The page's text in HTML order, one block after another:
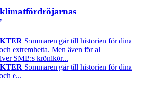
Sommaren går till historien för dina
extremhetta. Men även för all
SMB:s krönikör...
Sommaren går till historien för dina
e...